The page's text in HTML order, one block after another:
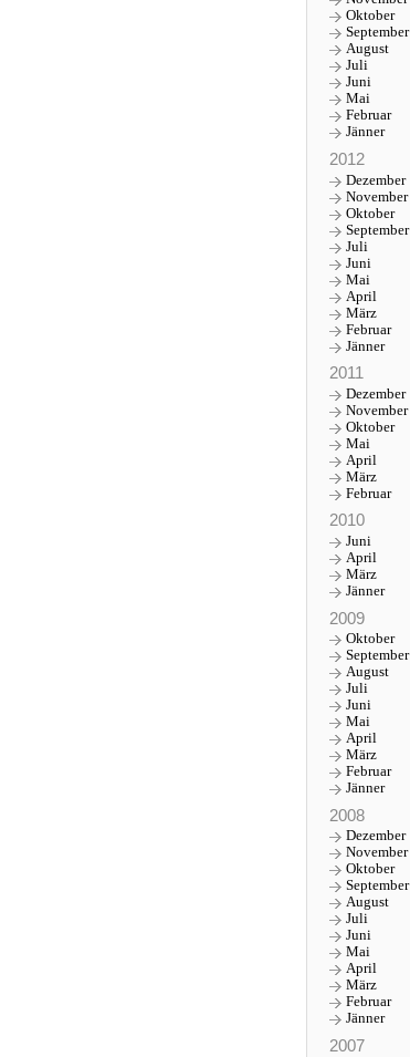
Oktober
September
August
Juli
Juni
Mai
Februar
Jänner
2012
Dezember
November
Oktober
September
Juli
Juni
Mai
April
März
Februar
Jänner
2011
Dezember
November
Oktober
Mai
April
März
Februar
2010
Juni
April
März
Jänner
2009
Oktober
September
August
Juli
Juni
Mai
April
März
Februar
Jänner
2008
Dezember
November
Oktober
September
August
Juli
Juni
Mai
April
März
Februar
Jänner
2007